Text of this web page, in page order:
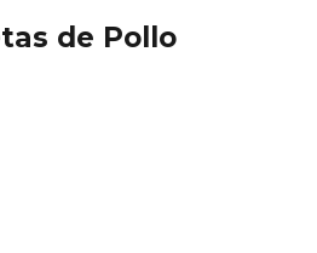
de Pollo